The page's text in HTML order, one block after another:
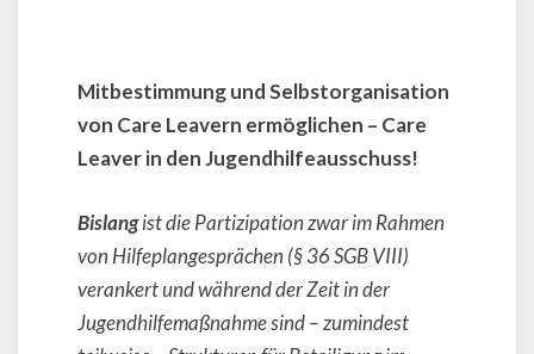
Mitbestimmung und Selbstorganisation
von Care Leavern ermöglichen – Care
Leaver in den Jugendhilfeausschuss!
Bislangist die Partizipation zwar im Rahmen
von Hilfeplangesprächen (§ 36 SGB VIII)
verankert und während der Zeit in der
Jugendhilfemaßnahme sind – zumindest